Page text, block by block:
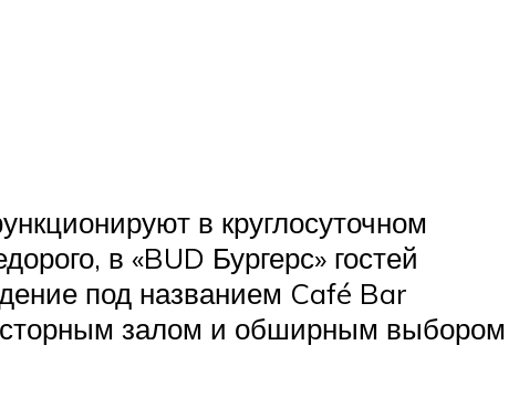
в круглосуточном
в «BUD Бургерс» гостей
под названием Café Bar
залом и обширным выбором